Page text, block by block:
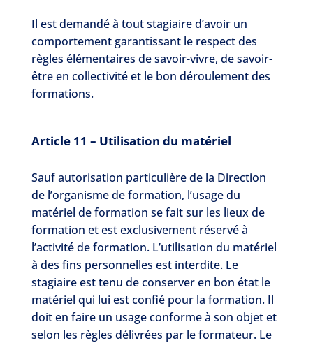
Il est demandé à tout stagiaire d’avoir un
comportement garantissant le respect des
règles élémentaires de savoir-vivre, de savoir-
être en collectivité et le bon déroulement des
formations.
Article 11 – Utilisation du matériel
Sauf autorisation particulière de la Direction
de l’organisme de formation, l’usage du
matériel de formation se fait sur les lieux de
formation et est exclusivement réservé à
l’activité de formation. L’utilisation du matériel
à des fins personnelles est interdite. Le
stagiaire est tenu de conserver en bon état le
matériel qui lui est confié pour la formation. Il
doit en faire un usage conforme à son objet et
selon les règles délivrées par le formateur. Le